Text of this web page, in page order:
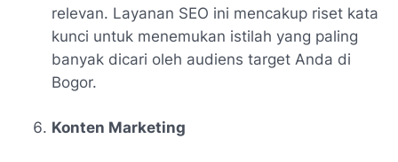
relevan. Layanan SEO ini mencakup riset kata
kunci untuk menemukan istilah yang paling
banyak dicari oleh audiens target Anda di
Bogor.
Konten Marketing